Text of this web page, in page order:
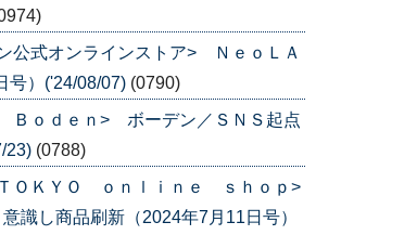
公式オンラインストア> ＮｅｏＬＡ
号）('24/08/07) (0790)
ｏｄｅｎ> ボーデン／ＳＮＳ起点
23) (0788)
ＯＫＹＯ ｏｎｌｉｎｅ ｓｈｏｐ>
し商品刷新（2024年7月11日号）